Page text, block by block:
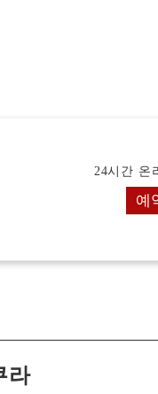
24시간 온
예
라